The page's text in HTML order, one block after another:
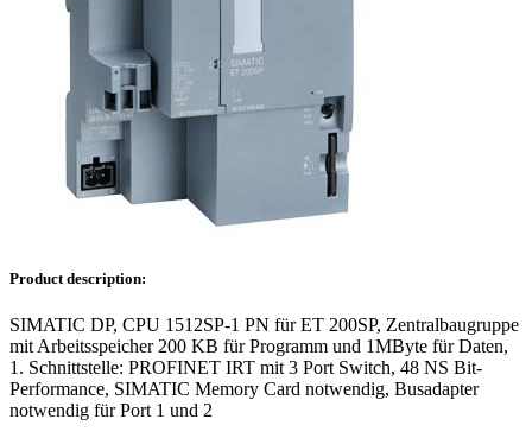
Product description:
SIMATIC DP, CPU 1512SP-1 PN für ET 200SP, Zentralbaugruppe
mit Arbeitsspeicher 200 KB für Programm und 1MByte für Daten,
1. Schnittstelle: PROFINET IRT mit 3 Port Switch, 48 NS Bit-
Performance, SIMATIC Memory Card notwendig, Busadapter
notwendig für Port 1 und 2